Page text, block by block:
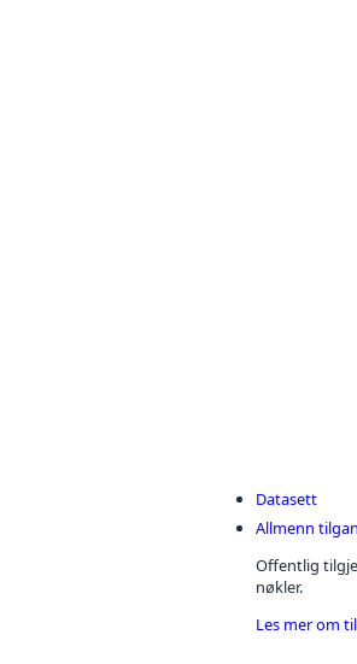
Datasett
Allmenn
Offentlig
nøkler.
Les mer om